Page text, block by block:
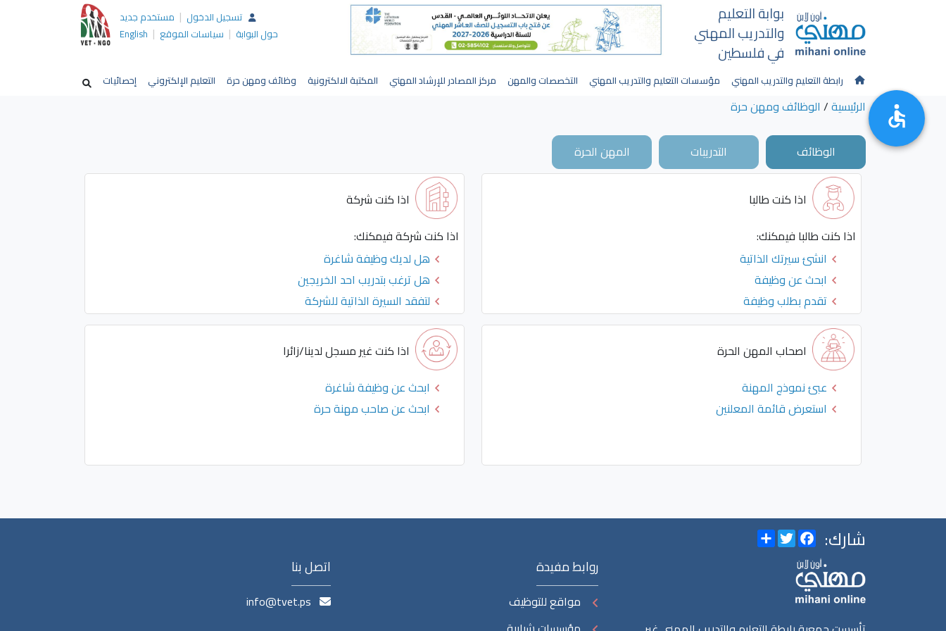
بوابة التعليم
والتدريب المهني
في فلسطين
تسجيل الدخول | مستخدم جديد
حول البوابة | سياسات الموقع |
English
رابطة التعليم والتدريب المهني مؤسسات التعليم والتدريب المهني التخصصات والمهن مركز المصادر للإرشاد المهني المكتبة الالكترونية وظائف ومهن حرة التعليم الإلكتروني إحصائيات
الرئيسية/ الوظائف ومهن حرة
الوظائف التدريبات المهن الحرة
اذا كنت طالبا
اذا كنت طالبا فيمكنك:
انشئ سيرتك الذاتية
ابحث عن وظيفة
تقدم بطلب وظيفة
هل تبحث عن مكان تدريب
اذا كنت شركة
اذا كنت شركة فيمكنك:
هل لديك وظيفة شاغرة
هل ترغب بتدريب احد الخريجين
لتفقد السيرة الذاتية للشركة
اصحاب المهن الحرة
عبئ نموذج المهنة
استعرض قائمة المعلنين
اذا كنت غير مسجل لدينا/زائرا
ابحث عن وظيفة شاغرة
ابحث عن صاحب مهنة حرة
شارك: Share
Twitter
Facebook
روابط مفيدة
مواقع للتوظيف
اتصل بنا
info@tvet.ps